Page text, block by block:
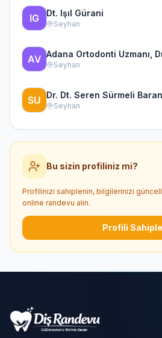
Dt. Işıl Gürani
Seyhan
Seyhan
Seyhan
Bu sizin profiliniz mi?
Profilinizi sahiplenin, bilgilerinizi
online randevu alın.
Profili